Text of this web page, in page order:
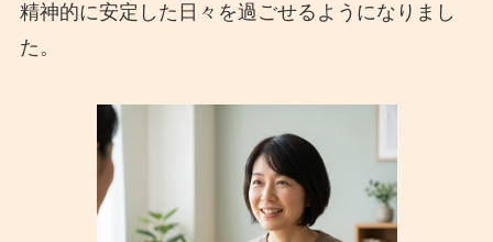
精神的に安定した日々を過ごせるようになりまし
た。